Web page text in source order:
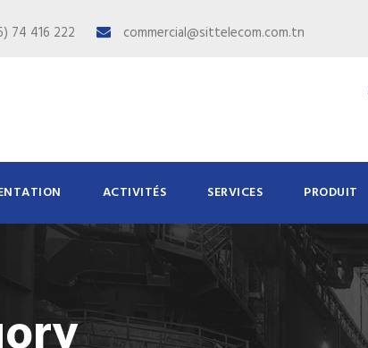
74 416 222 commercial@sittelecom.com.tn
ACTIVITÉS SERVICES PRODUIT